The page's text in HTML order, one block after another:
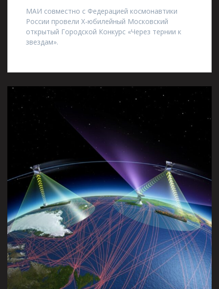
МАИ совместно с Федерацией космонавтики
России провели Х-юбилейный Московский
открытый Городской Конкурс «Через тернии к
звездам».